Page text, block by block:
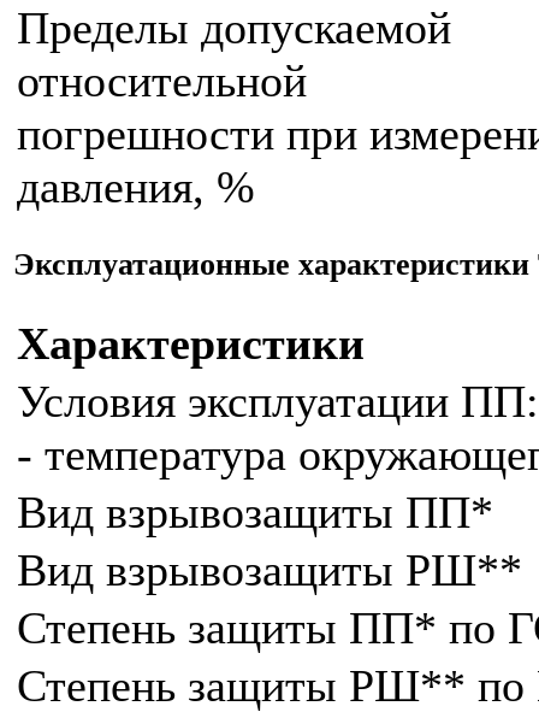
Пределы допускаемой
относительной
погрешности при
давления, %
Эксплуатационные
Характеристики
Условия эксплуатации ПП:
- температура
Вид взрывозащиты ПП*
Вид взрывозащиты РШ**
Степень защиты ПП* по
Степень защиты РШ** по